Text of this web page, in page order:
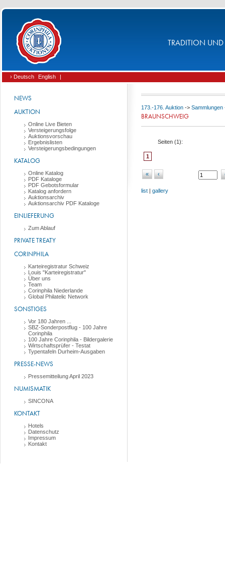
TRADITION UND
› Deutsch English |
NEWS
AUKTION
Online Live Bieten
Versteigerungsfolge
Auktionsvorschau
Ergebnislisten
Versteigerungsbedingungen
KATALOG
Online Katalog
PDF Kataloge
PDF Gebotsformular
Katalog anfordern
Auktionsarchiv
Auktionsarchiv PDF Kataloge
EINLIEFERUNG
Zum Ablauf
PRIVATE TREATY
CORINPHILA
Karteiregistratur Schweiz
Louis "Karteiregistratur"
Über uns
Team
Corinphila Niederlande
Global Philatelic Network
SONSTIGES
Vor 180 Jahren ...
SBZ-Sonderpostflug - 100 Jahre
Corinphila
100 Jahre Corinphila - Bildergalerie
Wirtschaftsprüfer - Testat
Typentafeln Durheim-Ausgaben
PRESSE-NEWS
Pressemitteilung April 2023
NUMISMATIK
SINCONA
KONTAKT
Hotels
Datenschutz
Impressum
Kontakt
173.-176. Auktion -> Sammlungen
BRAUNSCHWEIG
Seiten (1):
1
« ‹
list | gallery